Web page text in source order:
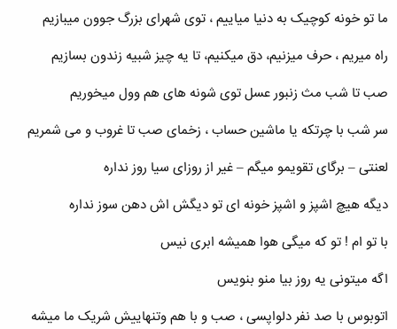
ما تو خونه کوچیک به دنیا میاییم ، توی شهرای بزرگ جوون میبازیم
راه میریم ، حرف میزنیم، دق میکنیم، تا یه چیز شبیه زندون بسازیم
صب تا شب مث زنبور عسل توی شونه های هم وول میخوریم
سر شب با چرتکه یا ماشین حساب ، زخمای صب تا غروب و می شمریم
لعنتی – برگای تقویمو میگم – غیر از روزای سیا روز نداره
دیگه هیچ اشپز و اشپز خونه ای تو دیگش اش دهن سوز نداره
با تو ام ! تو که میگی هوا همیشه ابری نیس
اگه میتونی یه روز بیا منو بنویس
اتوبوس با صد نفر دلواپسی ، صب و با هم وتنهاییش شریک ما میشه